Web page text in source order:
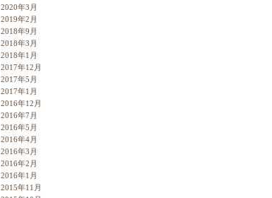
2020年3月
2019年2月
2018年9月
2018年3月
2018年1月
2017年12月
2017年5月
2017年1月
2016年12月
2016年7月
2016年5月
2016年4月
2016年3月
2016年2月
2016年1月
2015年11月